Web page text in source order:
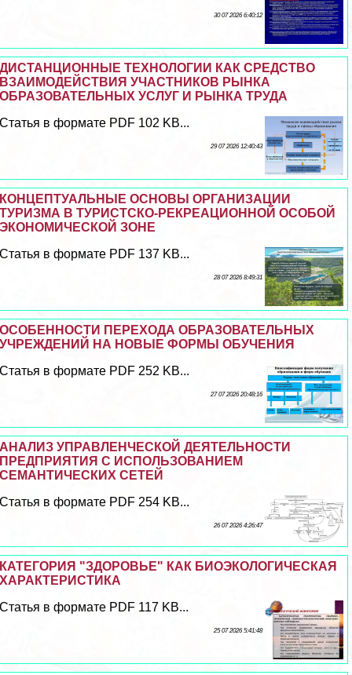
30 07 2026 6:40:12
ДИСТАНЦИОННЫЕ ТЕХНОЛОГИИ КАК СРЕДСТВО
ВЗАИМОДЕЙСТВИЯ УЧАСТНИКОВ РЫНКА
ОБРАЗОВАТЕЛЬНЫХ УСЛУГ И РЫНКА ТРУДА
Статья в формате PDF 102 KB...
29 07 2026 12:40:43
КОНЦЕПТУАЛЬНЫЕ ОСНОВЫ ОРГАНИЗАЦИИ
ТУРИЗМА В ТУРИСТСКО-РЕКРЕАЦИОННОЙ ОСОБОЙ
ЭКОНОМИЧЕСКОЙ ЗОНЕ
Статья в формате PDF 137 KB...
28 07 2026 8:49:31
ОСОБЕННОСТИ ПЕРЕХОДА ОБРАЗОВАТЕЛЬНЫХ
УЧРЕЖДЕНИЙ НА НОВЫЕ ФОРМЫ ОБУЧЕНИЯ
Статья в формате PDF 252 KB...
27 07 2026 20:48:16
АНАЛИЗ УПРАВЛЕНЧЕСКОЙ ДЕЯТЕЛЬНОСТИ
ПРЕДПРИЯТИЯ С ИСПОЛЬЗОВАНИЕМ
СЕМАНТИЧЕСКИХ СЕТЕЙ
Статья в формате PDF 254 KB...
26 07 2026 4:26:47
КАТЕГОРИЯ "ЗДОРОВЬЕ" КАК БИОЭКОЛОГИЧЕСКАЯ
ХАРАКТЕРИСТИКА
Статья в формате PDF 117 KB...
25 07 2026 5:41:48